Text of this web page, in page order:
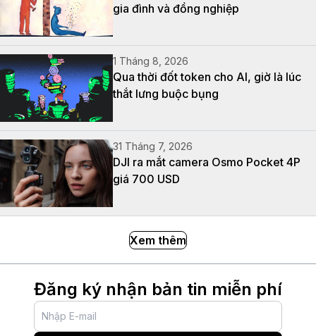
gia đình và đồng nghiệp
1 Tháng 8, 2026
Qua thời đốt token cho AI, giờ là lúc
thắt lưng buộc bụng
31 Tháng 7, 2026
DJI ra mắt camera Osmo Pocket 4P
giá 700 USD
Xem thêm
Đăng ký nhận bản tin miễn phí